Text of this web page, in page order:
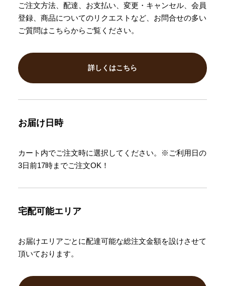
ご注文方法、配達、お支払い、変更・キャンセル、会員
登録、商品についてのリクエストなど、お問合せの多い
ご質問はこちらからご覧ください。
詳しくはこちら
お届け日時
カート内でご注文時に選択してください。※ご利用日の
3日前17時までご注文OK！
宅配可能エリア
お届けエリアごとに配達可能な総注文金額を設けさせて
頂いております。